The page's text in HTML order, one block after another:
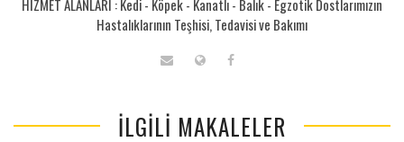
HİZMET ALANLARI : Kedi - Köpek - Kanatlı - Balık - Egzotik Dostlarımızın
Hastalıklarının Teşhisi, Tedavisi ve Bakımı
İLGILI MAKALELER